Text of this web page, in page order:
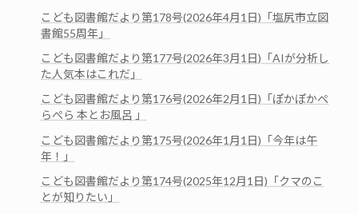
こども図書館だより第178号(2026年4月1日)「塩尻市立図
書館55周年」
こども図書館だより第177号(2026年3月1日)「AIが分析し
た人気本はこれだ」
こども図書館だより第176号(2026年2月1日)「ぽかぽかぺ
らぺら 本とお風呂 」
こども図書館だより第175号(2026年1月1日)「今年は午
年！」
こども図書館だより第174号(2025年12月1日)「クマのこ
とが知りたい」